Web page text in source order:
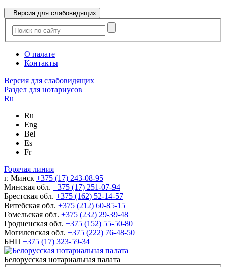
Версия для слабовидящих
О палате
Контакты
Версия для слабовидящих
Раздел для нотариусов
Ru
Ru
Eng
Bel
Es
Fr
Горячая линия
г. Минск +375 (17) 243-08-95
Минская обл. +375 (17) 251-07-94
Брестская обл. +375 (162) 52-14-57
Витебская обл. +375 (212) 60-85-15
Гомельская обл. +375 (232) 29-39-48
Гродненская обл. +375 (152) 55-50-80
Могилевская обл. +375 (222) 76-48-50
БНП +375 (17) 323-59-34
Белорусская нотариальная палата